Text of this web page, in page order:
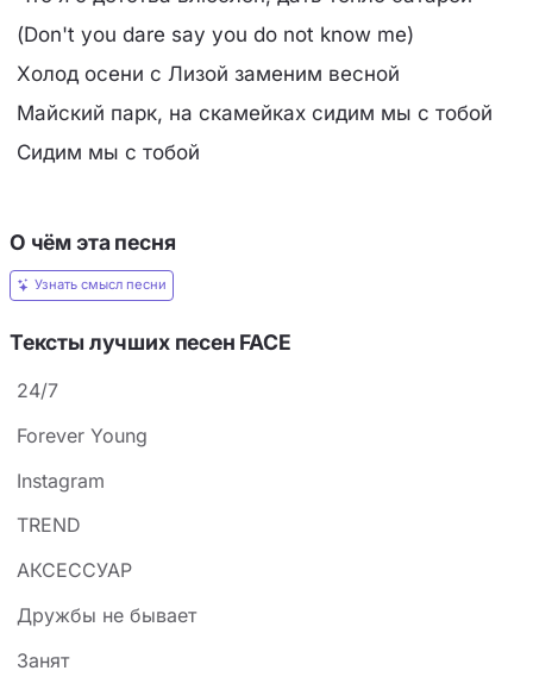
(Don't you dare say you do not know me)
Холод осени с Лизой заменим весной
Майский парк, на скамейках сидим мы с тобой
Сидим мы с тобой
О чём эта песня
Узнать смысл песни
Тексты лучших песен FACE
24/7
Forever Young
Instagram
TREND
АКСЕССУАР
Дружбы не бывает
Занят